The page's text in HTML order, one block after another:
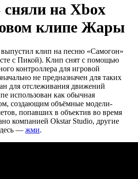
на Xbox
клипе Жары
клип на песню «Самогон»
с Пикой). Клип снят с помощью
контроллера для игровой
не предназначен для таких
для отслеживания движений
использован как обычная
создающим объёмные модели-
попавших в объектив во время
компанией Okstar Studio, другие
— жми.